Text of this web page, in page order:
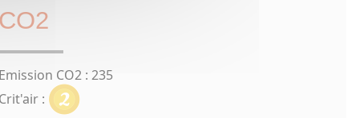
CO2
Emission CO2 : 235
Crit'air :